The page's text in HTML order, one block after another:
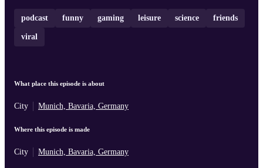
podcast funny gaming leisure science friends
viral
What place this episode is about
City Munich, Bavaria, Germany
Where this episode is made
City Munich, Bavaria, Germany